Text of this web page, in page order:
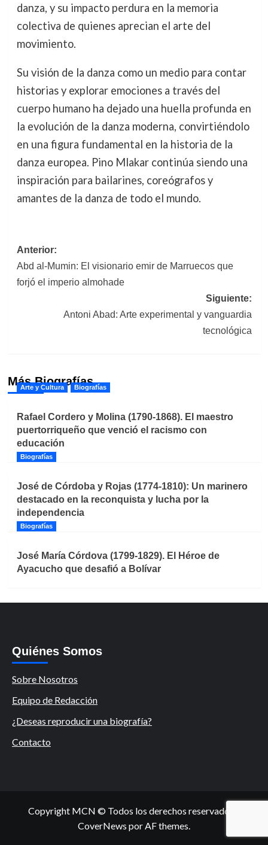
danza, y su impacto perdura en la memoria
colectiva de quienes aprecian el arte del
movimiento.
Su visión de la danza como un medio para contar
historias y explorar emociones a través del
cuerpo humano ha dejado una huella profunda en
la evolución de la danza moderna, convirtiéndolo
en una figura fundamental en la historia de la
danza europea. Pino Mlakar continúa siendo una
inspiración para bailarines, coreógrafos y
amantes de la danza de todo el mundo.
Navegación
de
entradas
Anterior:
Abd al-Mumin: El visionario emir de Marruecos que
forjó el imperio almohade
Siguiente:
Antoni Abad: Arte experimental y vanguardia
tecnológica
Más Biografías
Arte y Cultura Biografías
Rafael Cordero y Molina (1790-1868). El maestro
puertorriqueño que venció el racismo con
educación
Biografías
José de Córdoba y Rojas (1774-1810): Un marinero
destacado en la reconquista y lucha por la
independencia
Biografías
José María Córdova (1799-1829). El Héroe de
Ayacucho que desafió a Bolívar
Quiénes Somos
Sobre Nosotros
Equipo de Redacción
¿Deseas reproducir una biografía?
Contacto
Copyright MCN © Todos los derechos reservados.
CoverNews por AF themes.